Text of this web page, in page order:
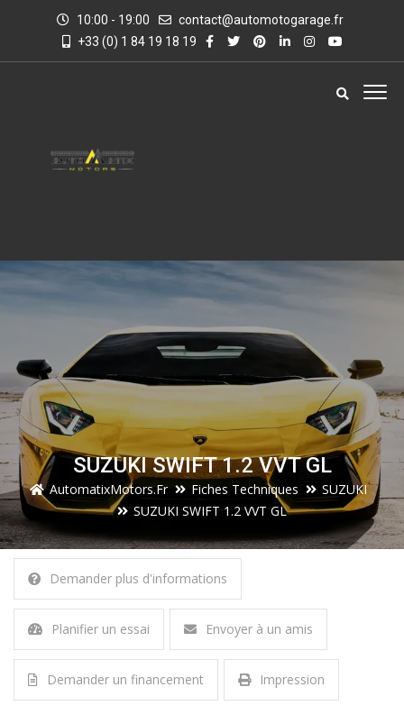
10:00 - 19:00
contact@automotogarage.fr
+33 (0) 1 84 19 18 19
SUZUKI SWIFT 1.2 VVT GL
AutomatixMotors.fr Fiches Techniques
SUZUKI
SUZUKI SWIFT 1.2 VVT GL
Demander plus d'informations
Planifier un essai Envoyer à un amis
Demander un financement Impression